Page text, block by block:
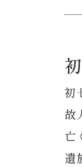
初
故
亡
遺